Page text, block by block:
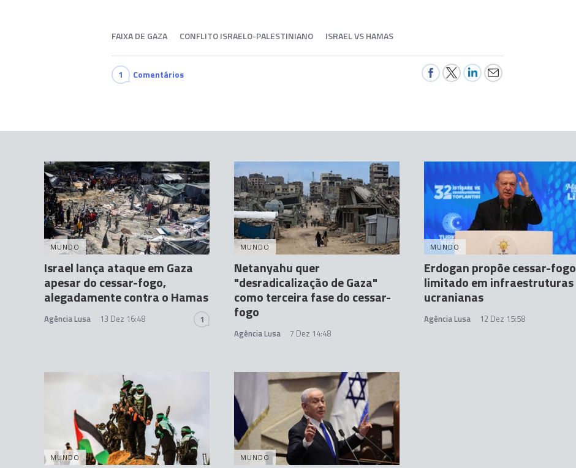
FAIXA DE GAZA CONFLITO ISRAELO-PALESTINIANO ISRAEL VS HAMAS
1 Comentários
MUNDO
Israel lança ataque em Gaza
apesar do cessar-fogo,
alegadamente contra o Hamas
Agência Lusa 13 Dez 16:48 1
MUNDO
Netanyahu quer
"desradicalização de Gaza"
como terceira fase do cessar-
fogo
Agência Lusa 7 Dez 14:48
MUNDO
Erdogan propõe cessar-fogo
limitado em infraestruturas
ucranianas
Agência Lusa 12 Dez 15:58
MUNDO MUNDO